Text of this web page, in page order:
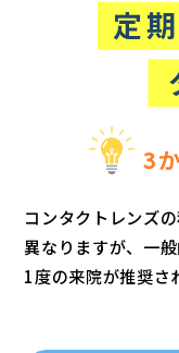
3
コンタクトレンズ
異なりますが、一
1度の来院が推奨さ